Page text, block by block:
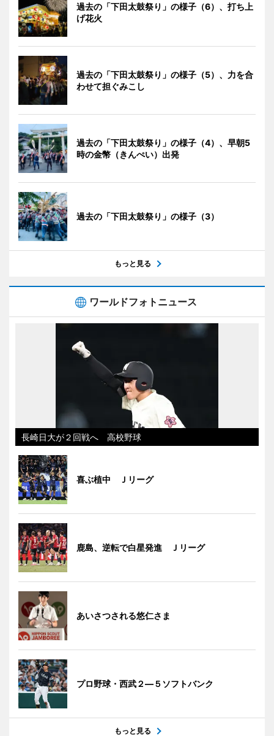
過去の「下田太鼓祭り」の様子（6）、打ち上
げ花火
過去の「下田太鼓祭り」の様子（5）、力を合
わせて担ぐみこし
過去の「下田太鼓祭り」の様子（4）、早朝5
時の金幣（きんぺい）出発
過去の「下田太鼓祭り」の様子（3）
もっと見る
ワールドフォトニュース
長崎日大が２回戦へ 高校野球
喜ぶ植中 Ｊリーグ
鹿島、逆転で白星発進 Ｊリーグ
あいさつされる悠仁さま
プロ野球・西武２―５ソフトバンク
もっと見る